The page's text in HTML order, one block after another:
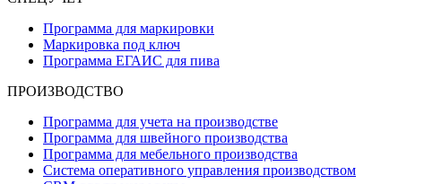
Программа для маркировки
Маркировка под ключ
Программа ЕГАИС для пива
ПРОИЗВОДСТВО
Программа для учета на производстве
Программа для швейного производства
Программа для мебельного производства
Система оперативного управления производством